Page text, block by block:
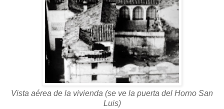
Vista aérea de la vivienda (se ve la puerta del Horno San
Luis)